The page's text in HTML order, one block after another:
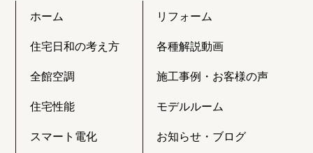
ホーム
住宅日和の考え方
全館空調
住宅性能
スマート電化
リフォーム
各種解説動画
施工事例・お客様の声
モデルルーム
お知らせ・ブログ